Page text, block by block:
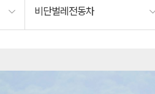
비단벌레전동차